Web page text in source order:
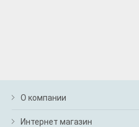
О компании
Интернет магазин